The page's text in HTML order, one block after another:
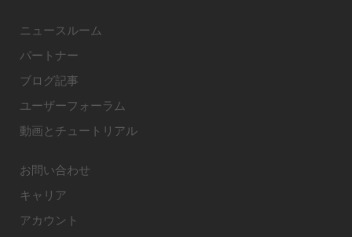
ニュースルーム
パートナー
ブログ記事
ユーザーフォーラム
動画とチュートリアル
お問い合わせ
キャリア
アカウント